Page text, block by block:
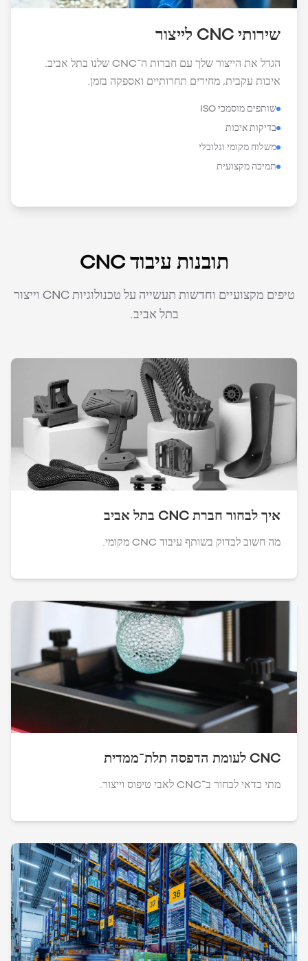
שירותי CNC לייצור
הגדל את הייצור שלך עם חברות ה־CNC שלנו בתל אביב.
איכות עקבית, מחירים תחרותיים ואספקה בזמן.
שותפים מוסמכי ISO
בדיקות איכות
משלוח מקומי וגלובלי
תמיכה מקצועית
תובנות עיבוד CNC
טיפים מקצועיים וחדשות תעשייה על טכנולוגיות CNC וייצור
בתל אביב.
איך לבחור חברת CNC בתל אביב
מה חשוב לבדוק בשותף עיבוד CNC מקומי.
CNC לעומת הדפסה תלת־ממדית
מתי כדאי לבחור ב־CNC לאבי טיפוס וייצור.